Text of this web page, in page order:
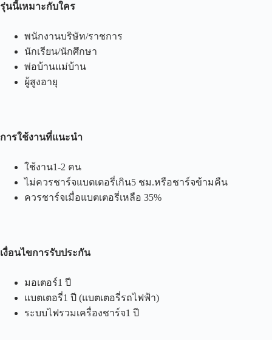
รุ่นนี้เหมาะกับใคร
พนักงานบริษัท/ราชการ
นักเรียน/นักศึกษา
พ่อบ้านแม่บ้าน
ผู้สูงอายุ
การใช้งานที่แนะนำ
ใช้งาน1-2 คน
ไม่ควรชาร์จแบตเตอรี่เกิน5 ชม.หรือชาร์จข้ามคืน
ควรชาร์จเมื่อแบตเตอรี่เหลือ 35%
เงื่อนไขการรับประกัน
มอเตอร์1 ปี
แบตเตอรี่1 ปี (แบตเตอรี่รถไฟฟ้า)
ระบบไฟรวมเครื่องชาร์จ1 ปี